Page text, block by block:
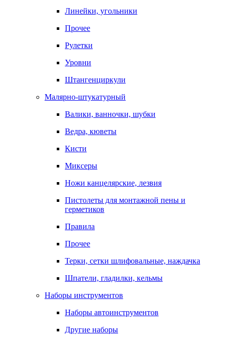
Линейки, угольники
Прочее
Рулетки
Уровни
Штангенциркули
Малярно-штукатурный
Валики, ванночки, шубки
Ведра, кюветы
Кисти
Миксеры
Ножи канцелярские, лезвия
Пистолеты для монтажной пены и
герметиков
Правила
Прочее
Терки, сетки шлифовальные, наждачка
Шпатели, гладилки, кельмы
Наборы инструментов
Наборы автоинструментов
Другие наборы